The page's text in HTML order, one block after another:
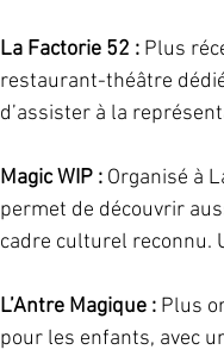
La Factorie 52 : Plus
restaurant-théâtre
d’assister à la
Magic WIP : Organisé à
permet de découvrir
cadre culturel reconnu.
L’Antre Magique : Plus
pour les enfants, avec